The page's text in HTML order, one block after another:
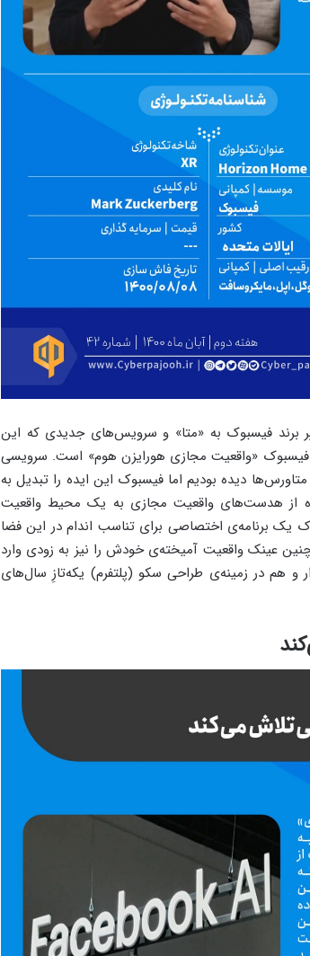
برند فیسبوک به «متا» و سرویس‌های جدیدی که این
«واقعیت مجازی هورایزن هوم» است. سرویسی
دیده بودیم اما فیسبوک این ایده را تبدیل به
از هدست‌های واقعیت مجازی به یک محیط واقعیت
یک برنامه‌ی اختصاصی برای تناسب اندام در این فضا
عینک واقعیت آمیخته‌ی خودش را نیز به زودی وارد
هم در زمینه‌ی طراحی سکو (پلتفرم) یکه‌تازِ سال‌های